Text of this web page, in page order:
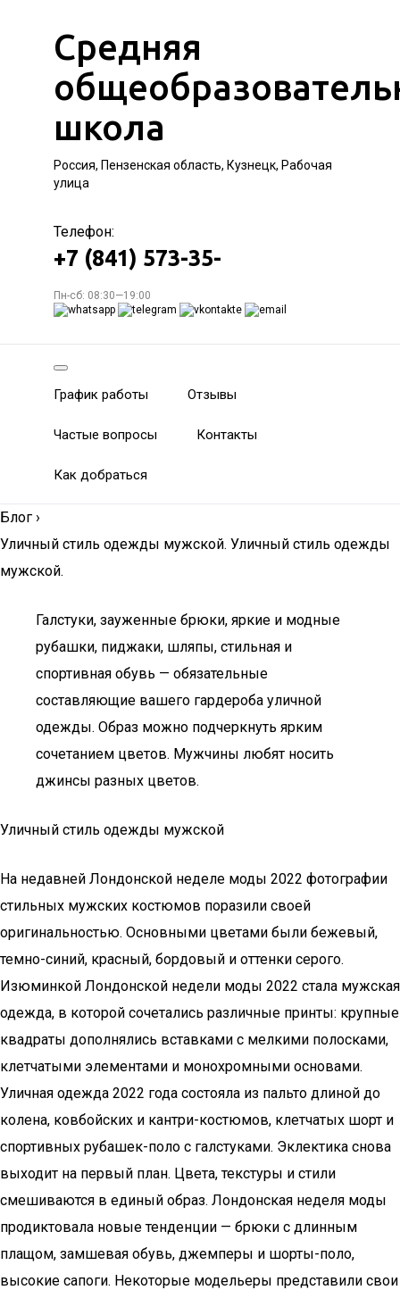
Средняя
школа
Россия, Пензенская область, Кузнецк, Рабочая
улица
Телефон:
+7 (841) 573-35-
Пн-сб: 08:30—19:00
График работы Отзывы
Частые вопросы Контакты
Как добраться
Блог ›
Уличный стиль одежды мужской. Уличный стиль одежды
мужской.
Галстуки, зауженные брюки, яркие и модные
рубашки, пиджаки, шляпы, стильная и
спортивная обувь — обязательные
составляющие вашего гардероба уличной
одежды. Образ можно подчеркнуть ярким
сочетанием цветов. Мужчины любят носить
джинсы разных цветов.
Уличный стиль одежды мужской
На недавней Лондонской неделе моды 2022 фотографии
стильных мужских костюмов поразили своей
оригинальностью. Основными цветами были бежевый,
темно-синий, красный, бордовый и оттенки серого.
Изюминкой Лондонской недели моды 2022 стала мужская
одежда, в которой сочетались различные принты: крупные
квадраты дополнялись вставками с мелкими полосками,
клетчатыми элементами и монохромными основами.
Уличная одежда 2022 года состояла из пальто длиной до
колена, ковбойских и кантри-костюмов, клетчатых шорт и
спортивных рубашек-поло с галстуками. Эклектика снова
выходит на первый план. Цвета, текстуры и стили
смешиваются в единый образ. Лондонская неделя моды
продиктовала новые тенденции — брюки с длинным
плащом, замшевая обувь, джемперы и шорты-поло,
высокие сапоги. Некоторые модельеры представили свои